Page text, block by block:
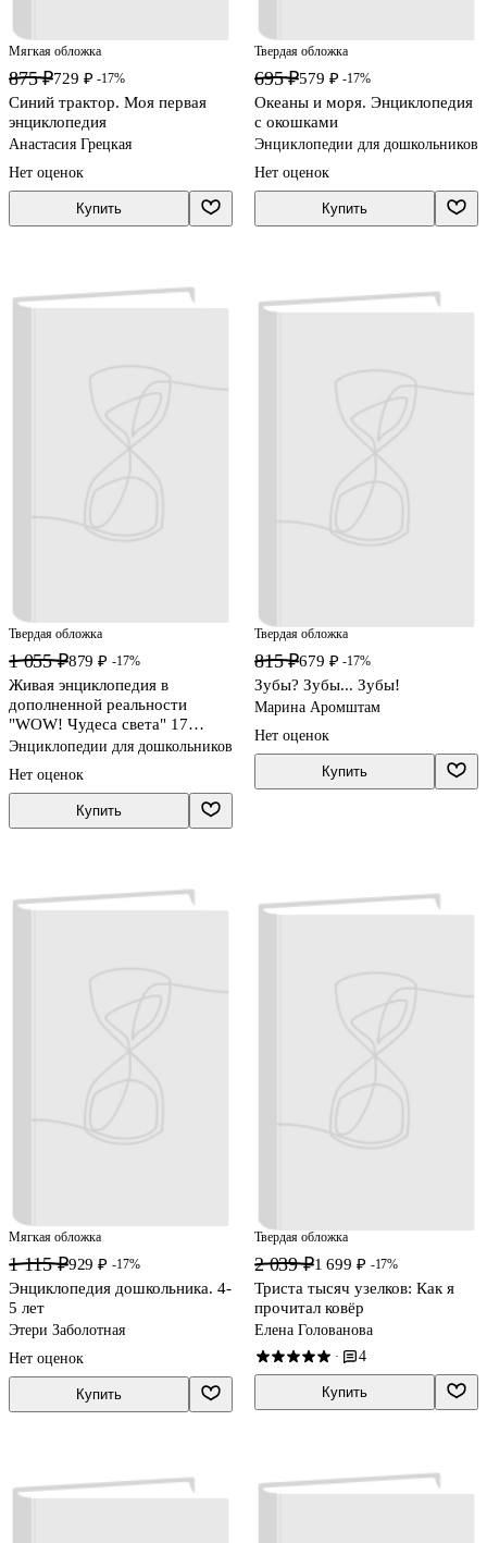
Мягкая обложка
875 ₽729 ₽ -17%
Синий трактор. Моя первая
энциклопедия
Анастасия Грецкая
Нет оценок
Купить
Твердая обложка
695 ₽579 ₽ -17%
Океаны и моря. Энциклопедия
с окошками
Энциклопедии для дошкольников
Нет оценок
Купить
Твердая обложка
1 055 ₽879 ₽ -17%
Живая энциклопедия в
дополненной реальности
"WOW! Чудеса света" 17
удивительных чудес света +
Энциклопедии для дошкольников
Нет оценок
Купить
Твердая обложка
815 ₽679 ₽ -17%
Зубы? Зубы... Зубы!
Марина Аромштам
Нет оценок
Купить
Мягкая обложка
1 115 ₽929 ₽ -17%
Энциклопедия дошкольника. 4-
5 лет
Этери Заболотная
Нет оценок
Купить
Твердая обложка
2 039 ₽1 699 ₽ -17%
Триста тысяч узелков: Как я
прочитал ковёр
Елена Голованова
· 4
Купить